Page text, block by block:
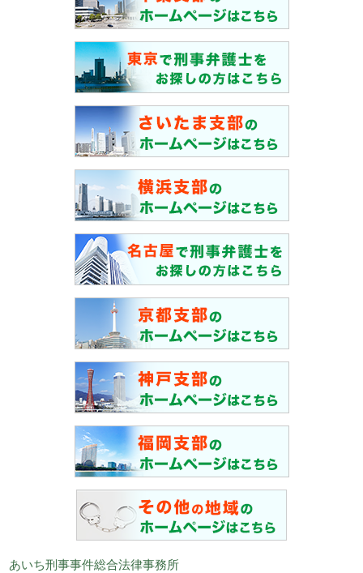
あいち刑事事件総合法律事務所